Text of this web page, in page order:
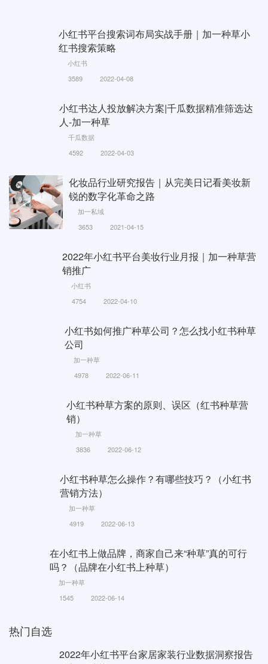
小红书平台搜索词布局实战手册｜加一种草小
红书搜索策略
小红书
3589
2022-04-08
小红书达人投放解决方案|千瓜数据精准筛选达
人-加一种草
千瓜数据
4592
2022-04-03
化妆品行业研究报告｜从完美日记看美妆新
锐的数字化革命之路
加一私域
3653
2021-04-15
2022年小红书平台美妆行业月报｜加一种草营
销推广
小红书
4754
2022-04-10
小红书如何推广种草公司？怎么找小红书种草
公司
加一种草
4978
2022-06-11
小红书种草方案的原则、误区（红书种草营
销）
加一种草
3836
2022-06-12
小红书种草怎么操作？有哪些技巧？（小红书
营销方法）
加一种草
4919
2022-06-13
在小红书上做品牌，商家自己来“种草”真的可行
吗？（品牌在小红书上种草）
加一种草
1545
2022-06-14
热门自选
2022年小红书平台家居家装行业数据洞察报告